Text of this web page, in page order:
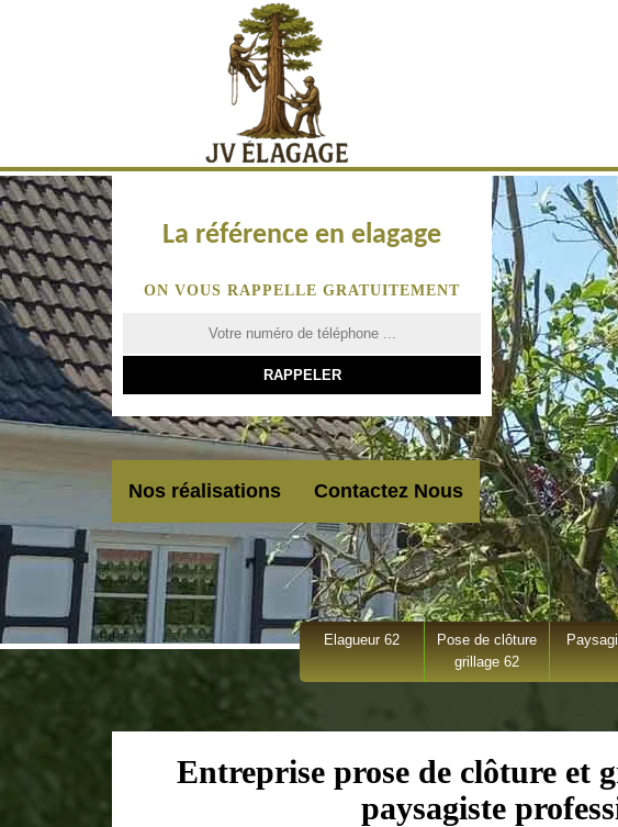
La référence en elagage
ON VOUS RAPPELLE GRATUITEMENT
Nos réalisations Contactez Nous
Elagueur 62
Pose de clôture
grillage 62
Entreprise prose de clôture et
paysagiste